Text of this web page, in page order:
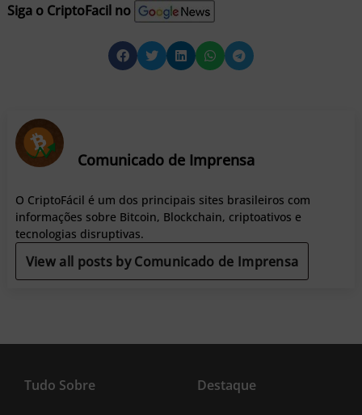
Siga o CriptoFacil no
Comunicado de Imprensa
O CriptoFácil é um dos principais sites brasileiros com
informações sobre Bitcoin, Blockchain, criptoativos e
tecnologias disruptivas.
View all posts by Comunicado de Imprensa
Tudo Sobre Destaque